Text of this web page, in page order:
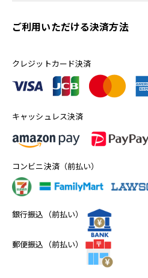
ご利用いただける決済方法
クレジットカード決済
キャッシュレス決済
コンビニ決済（前払い）
銀行振込（前払い）
郵便振込（前払い）